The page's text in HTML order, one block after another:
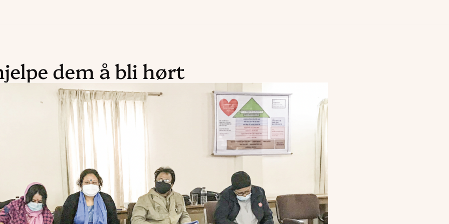
dem å bli hørt